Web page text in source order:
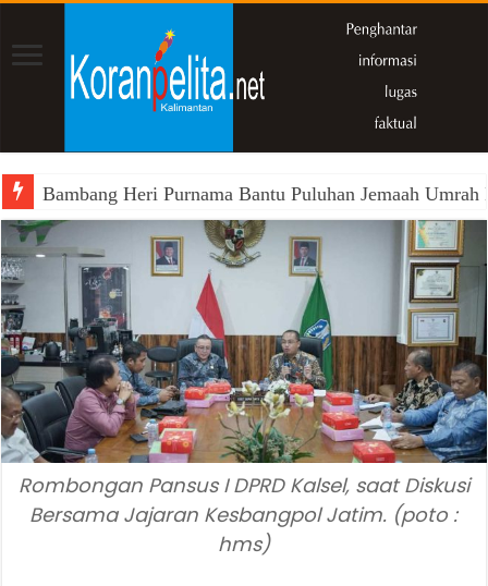
Bambang Heri Purnama Bantu Puluhan Jemaah
Rombongan Pansus I DPRD Kalsel, saat Diskusi
Bersama Jajaran Kesbangpol Jatim. (poto :
hms)